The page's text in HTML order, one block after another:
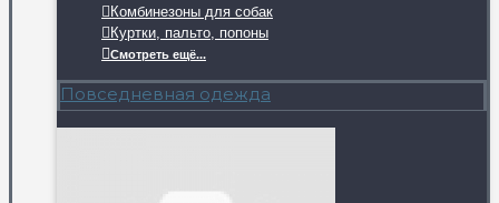
Комбинезоны для собак
Куртки, пальто, попоны
Смотреть ещё...
Повседневная одежда